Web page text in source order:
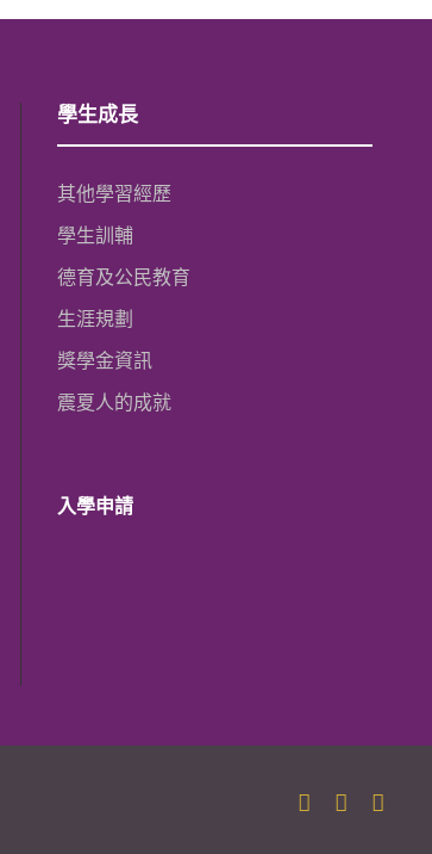
學生成長
其他學習經歷
學生訓輔
德育及公民教育
生涯規劃
獎學金資訊
震夏人的成就
入學申請